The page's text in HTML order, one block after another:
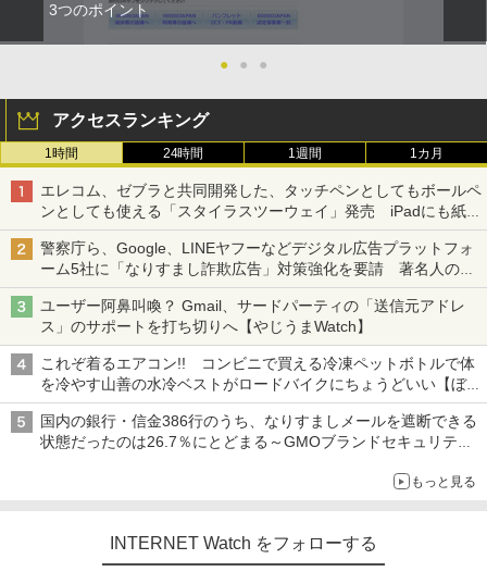
3つのポイント
● ● ●
アクセスランキング
1時間 24時間 1週間 1カ月
エレコム、ゼブラと共同開発した、タッチペンとしてもボールペ
ンとしても使える「スタイラスツーウェイ」発売 iPadにも紙に
も、持ち替えずに書き込める
警察庁ら、Google、LINEヤフーなどデジタル広告プラットフォ
ーム5社に「なりすまし詐欺広告」対策強化を要請 著名人の写
真や映像を使った投資詐欺などへの対策として
ユーザー阿鼻叫喚？ Gmail、サードパーティの「送信元アドレ
ス」のサポートを打ち切りへ【やじうまWatch】
これぞ着るエアコン!! コンビニで買える冷凍ペットボトルで体
を冷やす山善の水冷ベストがロードバイクにちょうどいい【ぼっ
ち・ざ・ろーど！その14】【空いた時間でなにしてる？】
国内の銀行・信金386行のうち、なりすましメールを遮断できる
状態だったのは26.7％にとどまる～GMOブランドセキュリティ
もっと見る
INTERNET Watch をフォローする